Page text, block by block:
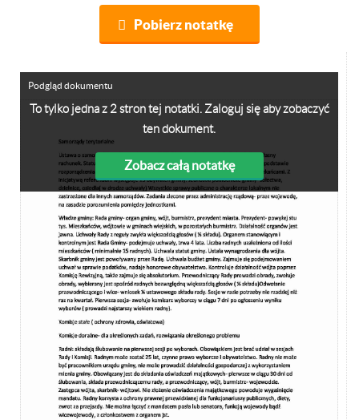
Pobierz notatkę
To tylko jedna z 2 stron tej notatki. Zaloguj się aby zobaczyć
ten dokument.
Zobacz całą notatkę
Podgląd dokumentu